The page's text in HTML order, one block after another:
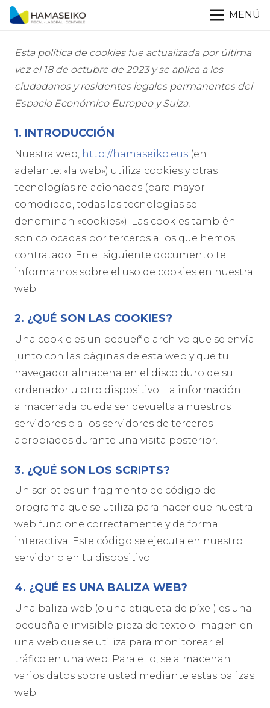
MENÚ
Esta política de cookies fue actualizada por última
vez el 18 de octubre de 2023 y se aplica a los
ciudadanos y residentes legales permanentes del
Espacio Económico Europeo y Suiza.
1. INTRODUCCIÓN
Nuestra web, http://hamaseiko.eus (en
adelante: «la web») utiliza cookies y otras
tecnologías relacionadas (para mayor
comodidad, todas las tecnologías se
denominan «cookies»). Las cookies también
son colocadas por terceros a los que hemos
contratado. En el siguiente documento te
informamos sobre el uso de cookies en nuestra
web.
2. ¿QUÉ SON LAS COOKIES?
Una cookie es un pequeño archivo que se envía
junto con las páginas de esta web y que tu
navegador almacena en el disco duro de su
ordenador u otro dispositivo. La información
almacenada puede ser devuelta a nuestros
servidores o a los servidores de terceros
apropiados durante una visita posterior.
3. ¿QUÉ SON LOS SCRIPTS?
Un script es un fragmento de código de
programa que se utiliza para hacer que nuestra
web funcione correctamente y de forma
interactiva. Este código se ejecuta en nuestro
servidor o en tu dispositivo.
4. ¿QUÉ ES UNA BALIZA WEB?
Una baliza web (o una etiqueta de píxel) es una
pequeña e invisible pieza de texto o imagen en
una web que se utiliza para monitorear el
tráfico en una web. Para ello, se almacenan
varios datos sobre usted mediante estas balizas
web.